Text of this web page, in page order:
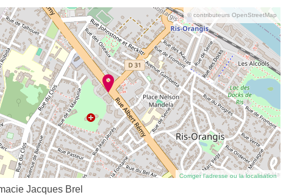
© contributeurs OpenStreetMap
Corriger l’adresse ou la localisation
Jacques Brel